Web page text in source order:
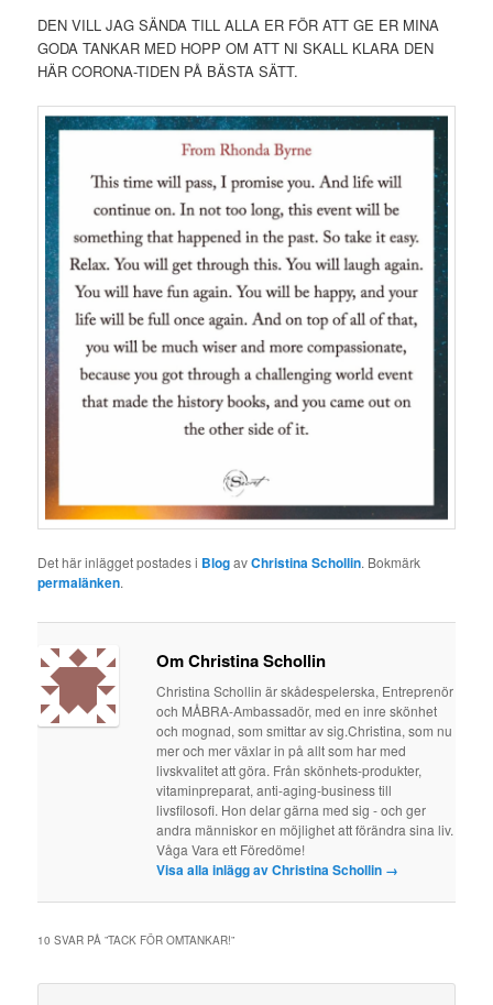
DEN VILL JAG SÄNDA TILL ALLA ER FÖR ATT GE ER MINA
GODA TANKAR MED HOPP OM ATT NI SKALL KLARA DEN
HÄR CORONA-TIDEN PÅ BÄSTA SÄTT.
Det här inlägget postades i BlogavChristina Schollin. Bokmärk
permalänken.
Om Christina Schollin
Christina Schollin är skådespelerska, Entreprenör
och MÅBRA-Ambassadör, med en inre skönhet
och mognad, som smittar av sig.Christina, som nu
mer och mer växlar in på allt som har med
livskvalitet att göra. Från skönhets-produkter,
vitaminpreparat, anti-aging-business till
livsfilosofi. Hon delar gärna med sig - och ger
andra människor en möjlighet att förändra sina liv.
Våga Vara ett Föredöme!
Visa alla inlägg av Christina Schollin →
10 SVAR PÅ ”TACK FÖR OMTANKAR!”